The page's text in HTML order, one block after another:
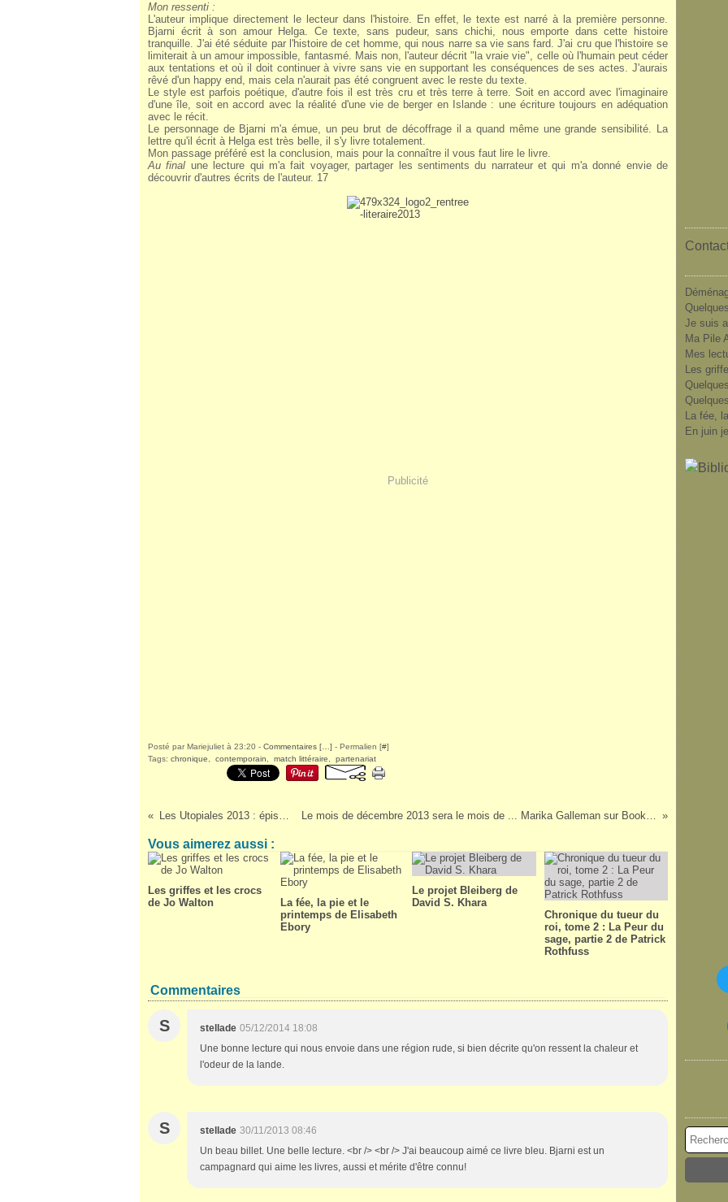
Mon ressenti :
L'auteur implique directement le lecteur dans l'histoire. En effet, le texte est narré à la première personne.
Bjarni écrit à son amour Helga. Ce texte, sans pudeur, sans chichi, nous emporte dans cette histoire
tranquille. J'ai été séduite par l'histoire de cet homme, qui nous narre sa vie sans fard. J'ai cru que l'histoire se
limiterait à un amour impossible, fantasmé. Mais non, l'auteur décrit "la vraie vie", celle où l'humain peut céder
aux tentations et où il doit continuer à vivre sans vie en supportant les conséquences de ses actes. J'aurais
rêvé d'un happy end, mais cela n'aurait pas été congruent avec le reste du texte.
Le style est parfois poétique, d'autre fois il est très cru et très terre à terre. Soit en accord avec l'imaginaire
d'une île, soit en accord avec la réalité d'une vie de berger en Islande : une écriture toujours en adéquation
avec le récit.
Le personnage de Bjarni m'a émue, un peu brut de décoffrage il a quand même une grande sensibilité. La
lettre qu'il écrit à Helga est très belle, il s'y livre totalement.
Mon passage préféré est la conclusion, mais pour la connaître il vous faut lire le livre.
Au final une lecture qui m'a fait voyager, partager les sentiments du narrateur et qui m'a donné envie de
découvrir d'autres écrits de l'auteur. 17
Publicité
Posté par Mariejuliet à 23:20 - Commentaires [ ] - Permalien [#]
Tags: chronique contemporain match littéraire partenariat
Les Utopiales 2013 : épisode 1 Le mois de décembre 2013 sera le mois de ... Marika Galleman sur Book en Stock
Vous aimerez aussi :
Les griffes et les crocs
de Jo Walton
La fée, la pie et le
printemps de Elisabeth
Ebory
Le projet Bleiberg de
David S. Khara
Chronique du tueur du
roi, tome 2 : La Peur du
sage, partie 2 de Patrick
Rothfuss
Commentaires
S stellade 05/12/2014 18:08
Une bonne lecture qui nous envoie dans une région rude, si bien décrite qu'on ressent la chaleur et
l'odeur de la lande.
S stellade 30/11/2013 08:46
Un beau billet. Une belle lecture. <br /> <br /> J'ai beaucoup aimé ce livre bleu. Bjarni est un
campagnard qui aime les livres, aussi et mérite d'être connu!
Je suis
Ma Pile
Mes
Les
La fée,
En juin